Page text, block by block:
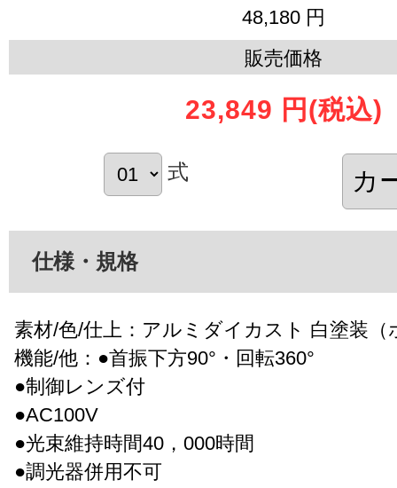
48,180 円
販売価格
23,849 円 (税込)
式
仕様・規格
素材/色/仕上：アルミダイカスト 白塗装（
機能/他：●首振下方90°・回転360°
●制御レンズ付
●AC100V
●光束維持時間40，000時間
●調光器併用不可